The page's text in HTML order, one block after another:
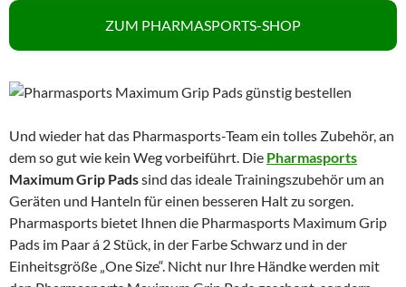
ZUM PHARMASPORTS-SHOP
Und wieder hat das Pharmasports-Team ein tolles Zubehör, an
dem so gut wie kein Weg vorbeiführt. Die Pharmasports
Maximum Grip Padssind das ideale Trainingszubehör um an
Geräten und Hanteln für einen besseren Halt zu sorgen.
Pharmasports bietet Ihnen die Pharmasports Maximum Grip
Pads im Paar á 2 Stück, in der Farbe Schwarz und in der
Einheitsgröße „One Size“. Nicht nur Ihre Händke werden mit